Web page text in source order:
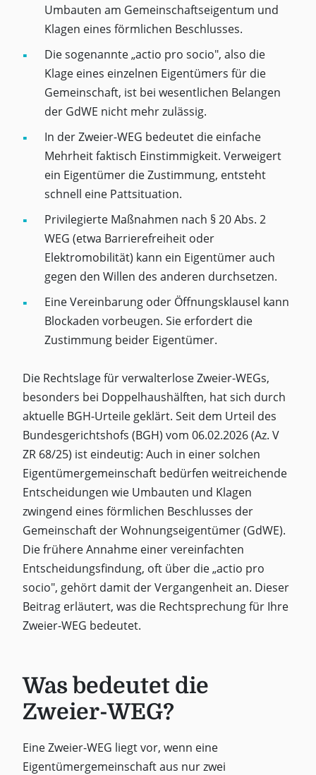
Umbauten am Gemeinschaftseigentum und
Klagen eines förmlichen Beschlusses.
Die sogenannte „actio pro socio", also die
Klage eines einzelnen Eigentümers für die
Gemeinschaft, ist bei wesentlichen Belangen
der GdWE nicht mehr zulässig.
In der Zweier-WEG bedeutet die einfache
Mehrheit faktisch Einstimmigkeit. Verweigert
ein Eigentümer die Zustimmung, entsteht
schnell eine Pattsituation.
Privilegierte Maßnahmen nach § 20 Abs. 2
WEG (etwa Barrierefreiheit oder
Elektromobilität) kann ein Eigentümer auch
gegen den Willen des anderen durchsetzen.
Eine Vereinbarung oder Öffnungsklausel kann
Blockaden vorbeugen. Sie erfordert die
Zustimmung beider Eigentümer.
Die Rechtslage für verwalterlose Zweier-WEGs,
besonders bei Doppelhaushälften, hat sich durch
aktuelle BGH-Urteile geklärt. Seit dem Urteil des
Bundesgerichtshofs (BGH) vom 06.02.2026 (Az. V
ZR 68/25) ist eindeutig: Auch in einer solchen
Eigentümergemeinschaft bedürfen weitreichende
Entscheidungen wie Umbauten und Klagen
zwingend eines förmlichen Beschlusses der
Gemeinschaft der Wohnungseigentümer (GdWE).
Die frühere Annahme einer vereinfachten
Entscheidungsfindung, oft über die „actio pro
socio", gehört damit der Vergangenheit an. Dieser
Beitrag erläutert, was die Rechtsprechung für Ihre
Zweier-WEG bedeutet.
Was bedeutet die
Zweier-WEG?
Eine Zweier-WEG liegt vor, wenn eine
Eigentümergemeinschaft aus nur zwei